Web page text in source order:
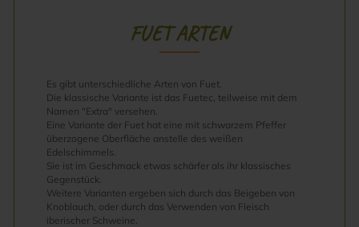
FUET ARTEN
Es gibt unterschiedliche Arten von Fuet.
Die klassische Variante ist das Fuetec, teilweise mit dem
Namen "Extra" versehen.
Eine Variante der Fuet hat eine mit schwarzem Pfeffer
überzogene Oberfläche anstelle des weißen
Edelschimmels.
Sie ist im Geschmack etwas schärfer als ihr klassisches
Gegenstück.
Weitere Varianten ergeben sich durch das Beigeben von
Knoblauch, oder durch das Verwenden von Fleisch
iberischer Schweine.